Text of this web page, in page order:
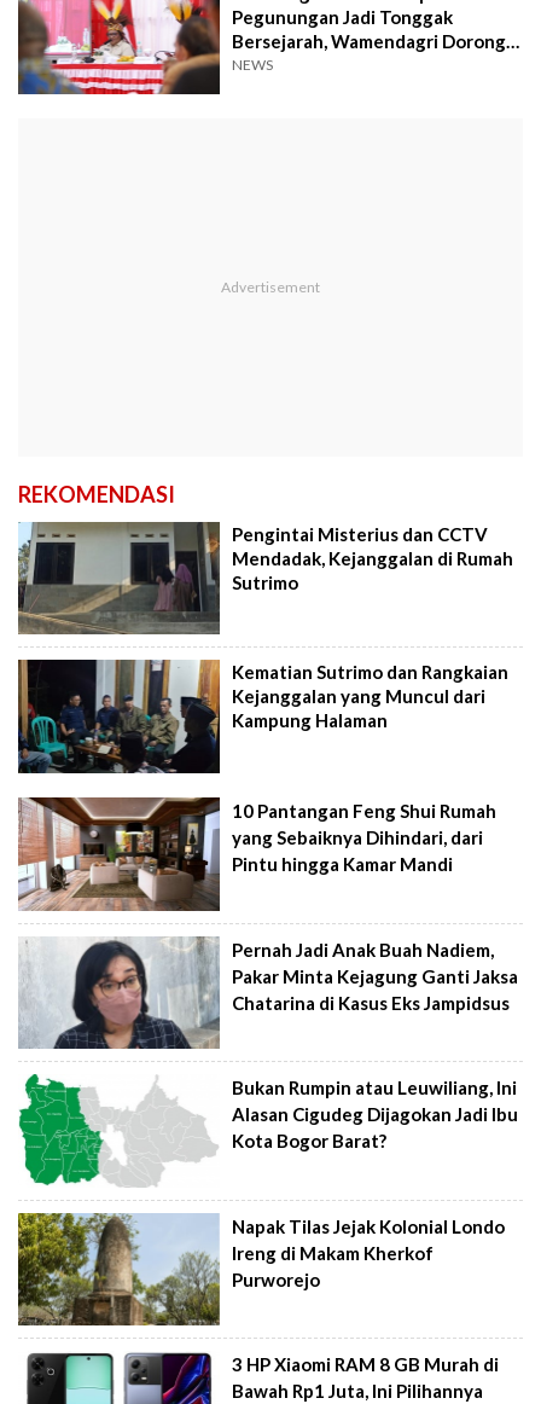
Pegunungan Jadi Tonggak
Bersejarah, Wamendagri Dorong
Kolaborasi Semua Pihak
NEWS
REKOMENDASI
Pengintai Misterius dan CCTV
Mendadak, Kejanggalan di Rumah
Sutrimo
Kematian Sutrimo dan Rangkaian
Kejanggalan yang Muncul dari
Kampung Halaman
10 Pantangan Feng Shui Rumah
yang Sebaiknya Dihindari, dari
Pintu hingga Kamar Mandi
Pernah Jadi Anak Buah Nadiem,
Pakar Minta Kejagung Ganti Jaksa
Chatarina di Kasus Eks Jampidsus
Bukan Rumpin atau Leuwiliang, Ini
Alasan Cigudeg Dijagokan Jadi Ibu
Kota Bogor Barat?
Napak Tilas Jejak Kolonial Londo
Ireng di Makam Kherkof
Purworejo
3 HP Xiaomi RAM 8 GB Murah di
Bawah Rp1 Juta, Ini Pilihannya